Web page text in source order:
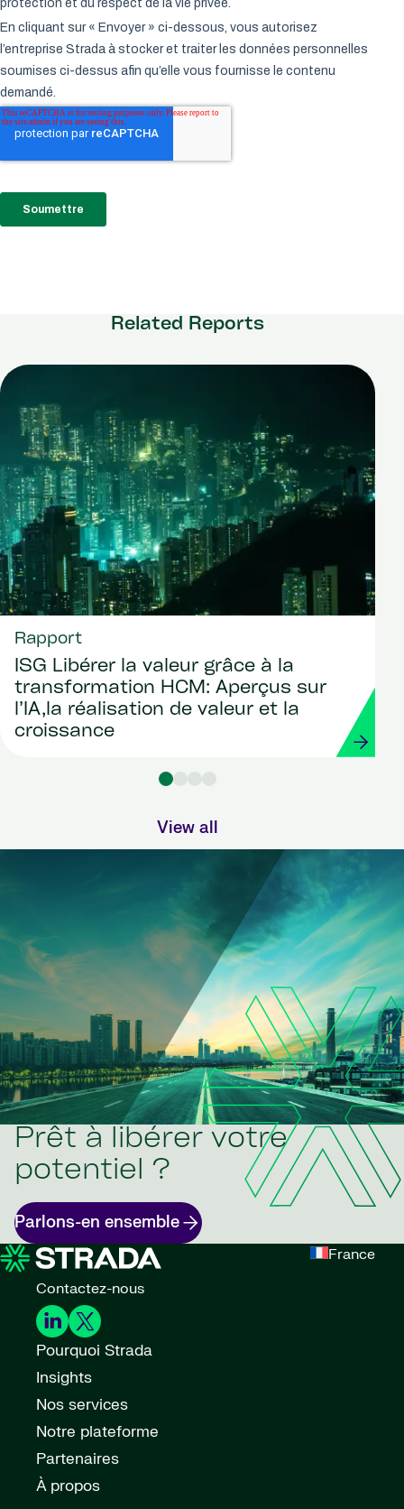
Related Reports
Rapport
ISG Libérer la valeur grâce à la
transformation HCM: Aperçus sur
l’IA,la réalisation de valeur et la
croissance
View all
Prêt à libérer votre
potentiel ?
Parlons-en ensemble
France
Contactez-nous
Pourquoi Strada
Insights
Nos services
Notre plateforme
Partenaires
À propos